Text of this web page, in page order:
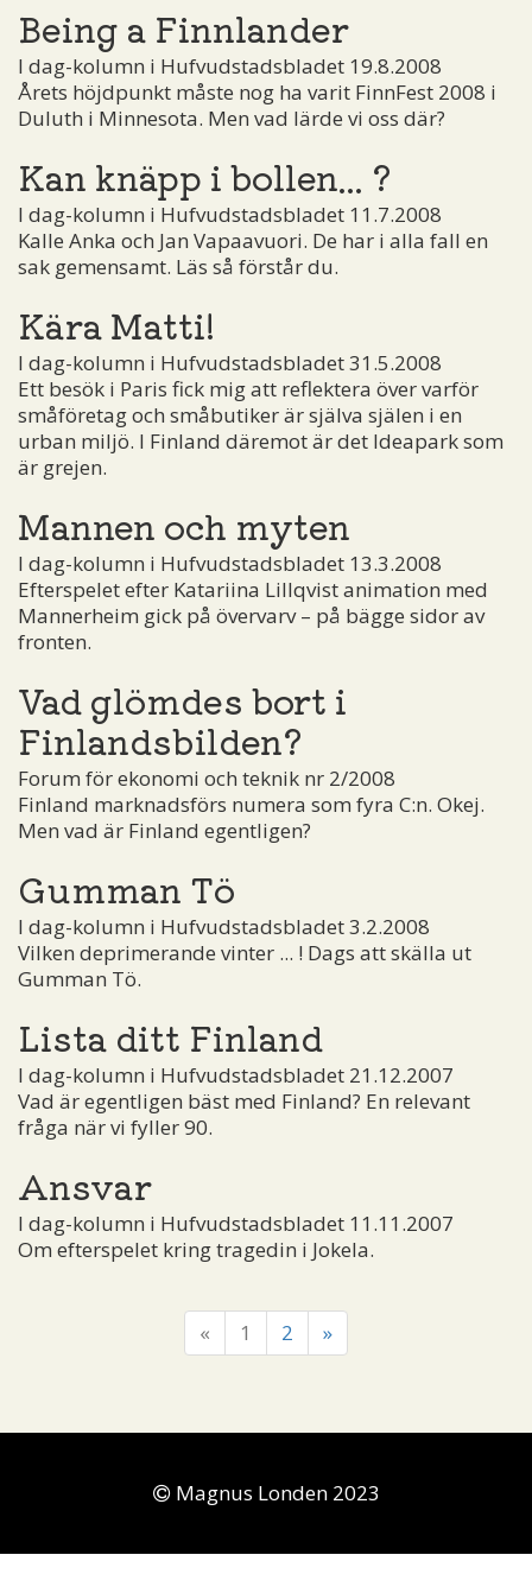
Being a Finnlander
I dag-kolumn i Hufvudstadsbladet 19.8.2008
Årets höjdpunkt måste nog ha varit FinnFest 2008 i
Duluth i Minnesota. Men vad lärde vi oss där?
Kan knäpp i bollen... ?
I dag-kolumn i Hufvudstadsbladet 11.7.2008
Kalle Anka och Jan Vapaavuori. De har i alla fall en
sak gemensamt. Läs så förstår du.
Kära Matti!
I dag-kolumn i Hufvudstadsbladet 31.5.2008
Ett besök i Paris fick mig att reflektera över varför
småföretag och småbutiker är själva själen i en
urban miljö. I Finland däremot är det Ideapark som
är grejen.
Mannen och myten
I dag-kolumn i Hufvudstadsbladet 13.3.2008
Efterspelet efter Katariina Lillqvist animation med
Mannerheim gick på övervarv – på bägge sidor av
fronten.
Vad glömdes bort i
Finlandsbilden?
Forum för ekonomi och teknik nr 2/2008
Finland marknadsförs numera som fyra C:n. Okej.
Men vad är Finland egentligen?
Gumman Tö
I dag-kolumn i Hufvudstadsbladet 3.2.2008
Vilken deprimerande vinter ... ! Dags att skälla ut
Gumman Tö.
Lista ditt Finland
I dag-kolumn i Hufvudstadsbladet 21.12.2007
Vad är egentligen bäst med Finland? En relevant
fråga när vi fyller 90.
Ansvar
I dag-kolumn i Hufvudstadsbladet 11.11.2007
Om efterspelet kring tragedin i Jokela.
« 1 2 »
Magnus Londen 2023